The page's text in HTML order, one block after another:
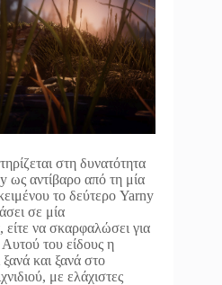
στη δυνατότητα
ως αντίβαρο από τη μία
το δεύτερο Yarny
σε μία
να σκαρφαλώσει για
του είδους η
και ξανά στο
με ελάχιστες